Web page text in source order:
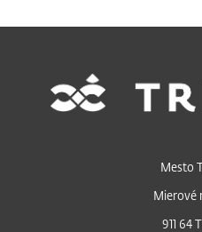
Mesto
Mierové
911 64